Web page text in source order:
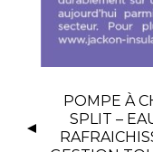
POMPE À
SPLIT –